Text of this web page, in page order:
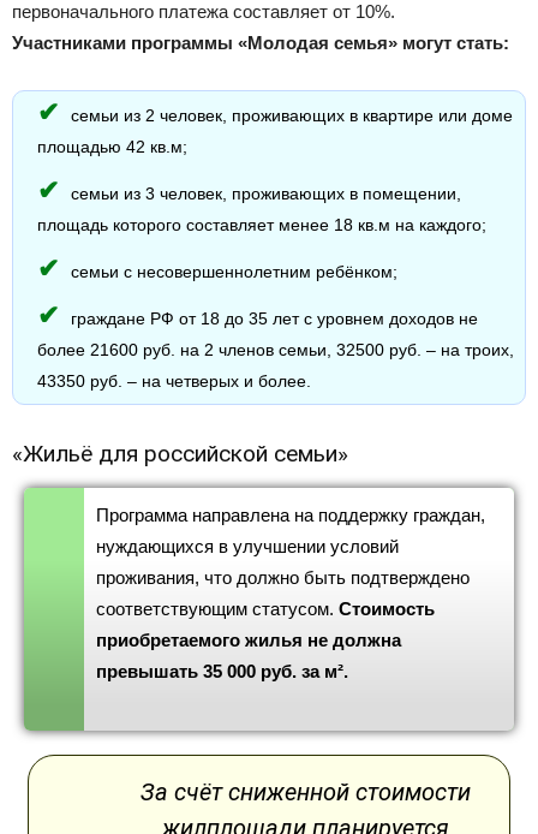
первоначального платежа составляет от 10%.
Участниками программы «Молодая семья» могут стать:
семьи из 2 человек, проживающих в квартире или доме
площадью 42 кв.м;
семьи из 3 человек, проживающих в помещении,
площадь которого составляет менее 18 кв.м на каждого;
семьи с несовершеннолетним ребёнком;
граждане РФ от 18 до 35 лет с уровнем доходов не
более 21600 руб. на 2 членов семьи, 32500 руб. – на троих,
43350 руб. – на четверых и более.
«Жильё для российской семьи»
Программа направлена на поддержку граждан,
нуждающихся в улучшении условий
проживания, что должно быть подтверждено
соответствующим статусом. Стоимость
приобретаемого жилья не должна
превышать 35 000 руб. за м².
За счёт сниженной стоимости